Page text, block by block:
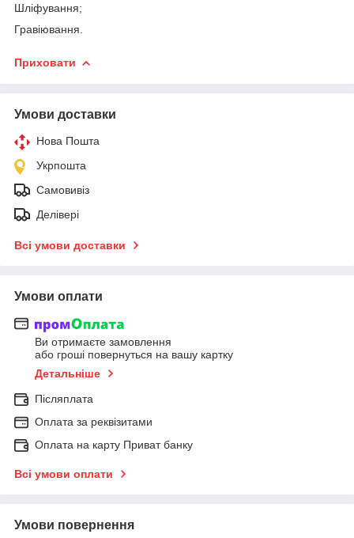
Шліфування;
Гравіювання.
Приховати
Умови доставки
Нова Пошта
Укрпошта
Самовивіз
Делівері
Всі умови доставки
Умови оплати
Ви отримаєте замовлення
або гроші повернуться на вашу картку
Детальніше
Післяплата
Оплата за реквізитами
Оплата на карту Приват банку
Всі умови оплати
Умови повернення